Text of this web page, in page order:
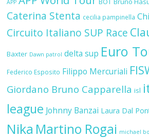
APP
Caterina Stenta cecilia pampinella
Circuito Italiano SUP Race
Baxter Dawn patrol delta sup Euro
Federico Esposito Filippo Mercuriali
Giordano Bruno Capparella isl
league Johnny Banzai Laura Dal
Nika Martino Rogai michael